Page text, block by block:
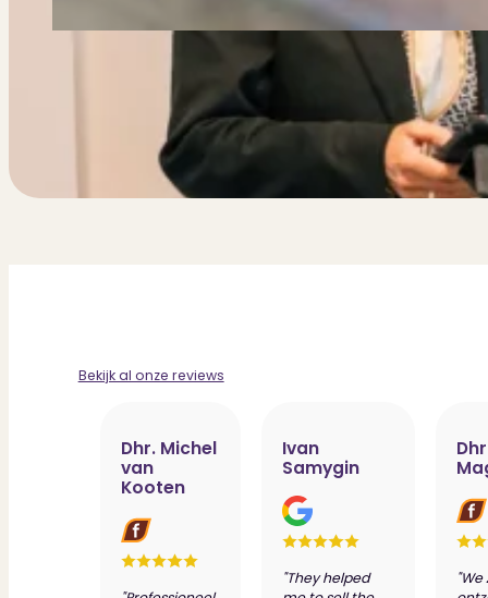
Bekijk al onze reviews
Dhr. Michel
van
Kooten
Ivan
Samygin
"They helped
"We